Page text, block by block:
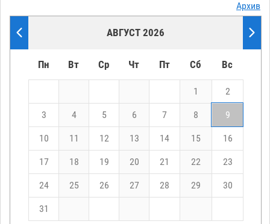
Архив
АВГУСТ 2026
Пн Вт Ср Чт Пт Сб Вс
1 2
3 4 5 6 7 8 9
10 11 12 13 14 15 16
17 18 19 20 21 22 23
24 25 26 27 28 29 30
31